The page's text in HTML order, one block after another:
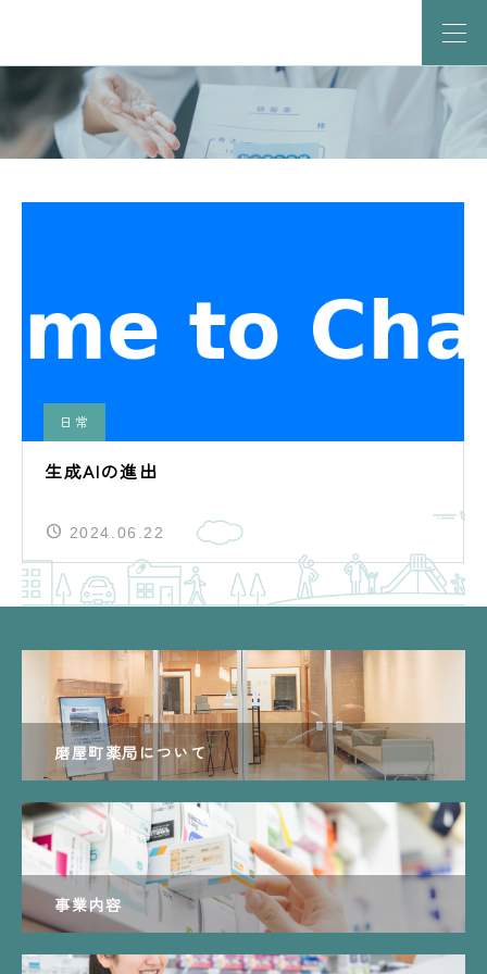
日常
生成AIの進出
2024.06.22
磨屋町薬局について
事業内容